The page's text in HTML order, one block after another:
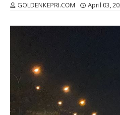
GOLDENKEPRI.COM April 03,